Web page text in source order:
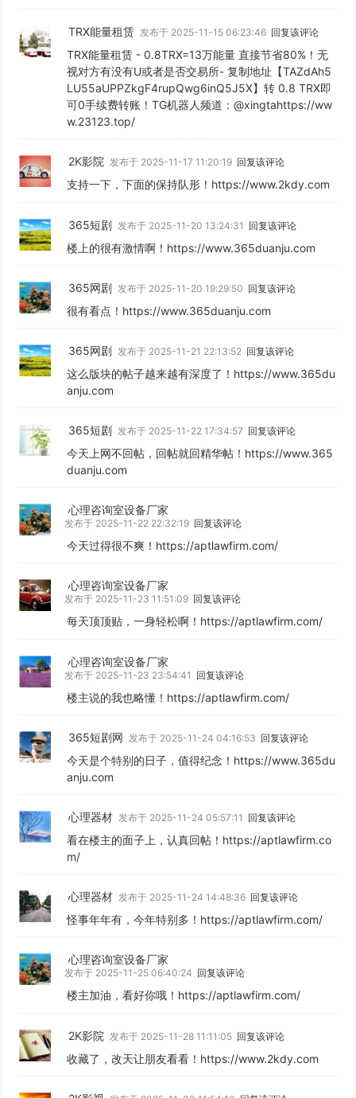
TRX能量租赁 发布于 2025-11-15 06:23:46 回复该评论
TRX能量租赁 - 0.8TRX=13万能量 直接节省80%！无
视对方有没有U或者是否交易所- 复制地址【TAZdAh5
LU55aUPPZkgF4rupQwg6inQ5J5X】转 0.8 TRX即
可0手续费转账！TG机器人频道：@xingtahttps://ww
w.23123.top/
2K影院 发布于 2025-11-17 11:20:19 回复该评论
支持一下，下面的保持队形！https://www.2kdy.com
365短剧 发布于 2025-11-20 13:24:31 回复该评论
楼上的很有激情啊！https://www.365duanju.com
365网剧 发布于 2025-11-20 19:29:50 回复该评论
很有看点！https://www.365duanju.com
365网剧 发布于 2025-11-21 22:13:52 回复该评论
这么版块的帖子越来越有深度了！https://www.365du
anju.com
365短剧 发布于 2025-11-22 17:34:57 回复该评论
今天上网不回帖，回帖就回精华帖！https://www.365
duanju.com
心理咨询室设备厂家
发布于 2025-11-22 22:32:19 回复该评论
今天过得很不爽！https://aptlawfirm.com/
心理咨询室设备厂家
发布于 2025-11-23 11:51:09 回复该评论
每天顶顶贴，一身轻松啊！https://aptlawfirm.com/
心理咨询室设备厂家
发布于 2025-11-23 23:54:41 回复该评论
楼主说的我也略懂！https://aptlawfirm.com/
365短剧网 发布于 2025-11-24 04:16:53 回复该评论
今天是个特别的日子，值得纪念！https://www.365du
anju.com
心理器材 发布于 2025-11-24 05:57:11 回复该评论
看在楼主的面子上，认真回帖！https://aptlawfirm.co
m/
心理器材 发布于 2025-11-24 14:48:36 回复该评论
怪事年年有，今年特别多！https://aptlawfirm.com/
心理咨询室设备厂家
发布于 2025-11-25 06:40:24 回复该评论
楼主加油，看好你哦！https://aptlawfirm.com/
2K影院 发布于 2025-11-28 11:11:05 回复该评论
收藏了，改天让朋友看看！https://www.2kdy.com